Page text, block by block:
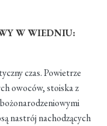
W WIEDNIU:
czas. Powietrze
owoców, stoiska z
nastrój nachodzących